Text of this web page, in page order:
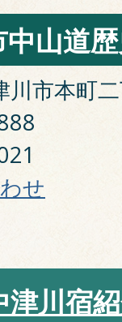
山道
市本町
せ
津川宿